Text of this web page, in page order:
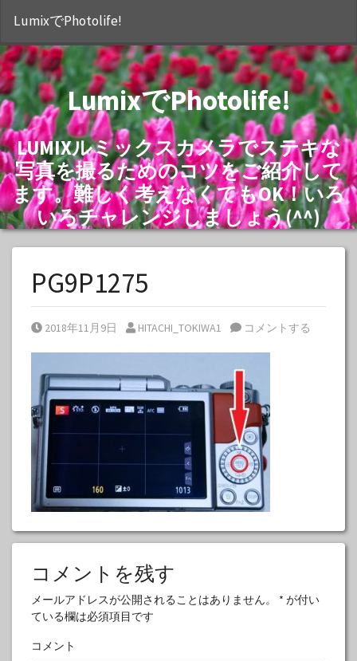
LumixでPhotolife!
LumixでPhotolife!
LUMIXルミックスカメラでステキな
写真を撮るためのコツをご紹介して
ます。難しく考えなくてもOK！いろ
いろチャレンジしましょう(^^)
PG9P1275
Posted on
2018年11月9日 Posted by
HITACHI_TOKIWA1 コメントする
コメントを残す
メールアドレスが公開されることはありません。 * が付い
ている欄は必須項目です
コメント